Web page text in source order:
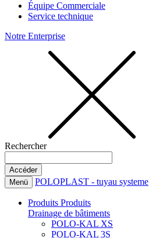
Équipe Commerciale
Service technique
Notre Enterprise
Rechercher
Menü POLOPLAST - tuyau systeme
Produits Produits
Drainage de bâtiments
POLO-KAL XS
POLO-KAL 3S